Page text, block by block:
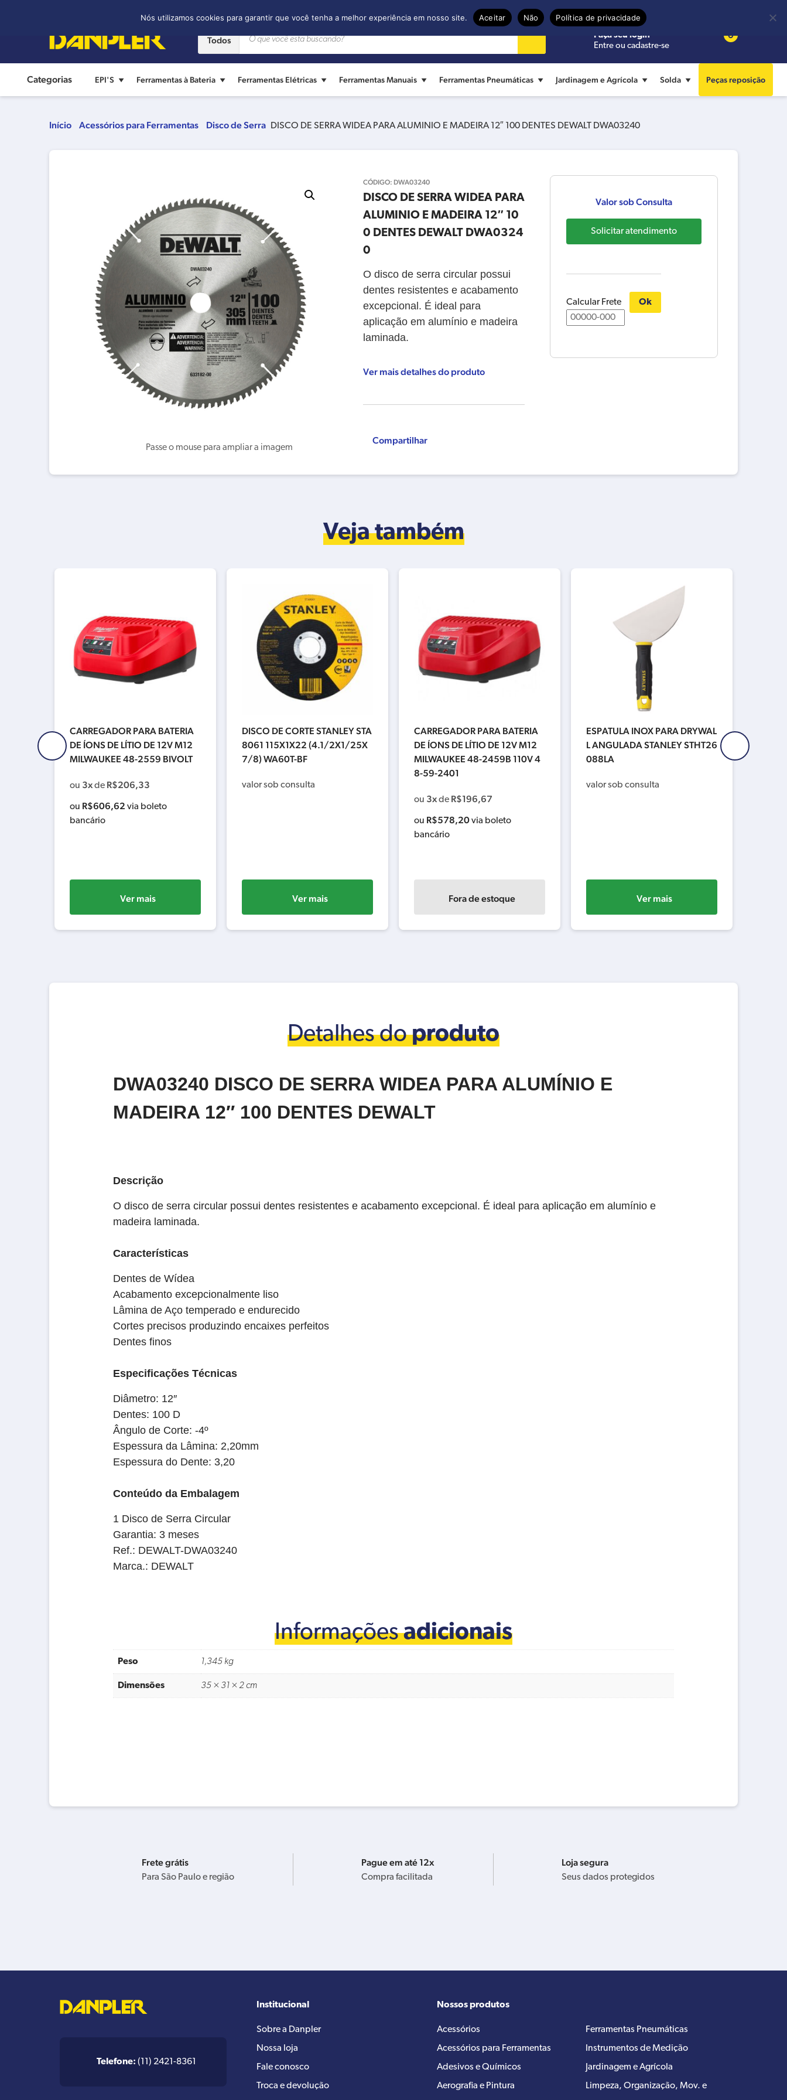
Precisa de ajuda?
Todos
Faça seu login
Entre ou cadastre-se
0
Categorias EPI'S Ferramentas à Bateria Ferramentas Elétricas Ferramentas Manuais Ferramentas Pneumáticas Jardinagem e Agrícola Solda Peças reposição
Início Acessórios para Ferramentas Disco de Serra DISCO DE SERRA WIDEA PARA ALUMINIO E MADEIRA 12″ 100 DENTES DEWALT DWA03240
CÓDIGO: DWA03240
DISCO DE SERRA WIDEA PARA
ALUMINIO E MADEIRA 12″ 10
0 DENTES DEWALT DWA0324
0
O disco de serra circular possui
dentes resistentes e acabamento
excepcional. É ideal para
aplicação em alumínio e madeira
laminada.
Ver mais detalhes do produto
Compartilhar
Valor sob Consulta
Solicitar atendimento
Calcular Frete Ok
Veja também
CARREGADOR PARA BATERIA
DE ÍONS DE LÍTIO DE 12V M12
MILWAUKEE 48-2559 BIVOLT
ou 3xde R$206,33
ou R$606,62 via boleto
bancário
Ver mais
DISCO DE CORTE STANLEY STA
8061 115X1X22 (4.1/2X1/25X
7/8) WA60T-BF
valor sob consulta
Ver mais
CARREGADOR PARA BATERIA
DE ÍONS DE LÍTIO DE 12V M12
MILWAUKEE 48-2459B 110V 4
8-59-2401
ou 3xde R$196,67
ou R$578,20via boleto
bancário
Fora de estoque
ESPATULA INOX PARA DRYWAL
L ANGULADA STANLEY STHT26
088LA
valor sob consulta
Ver mais
Detalhes doproduto
DWA03240 DISCO DE SERRA WIDEA PARA ALUMÍNIO E
MADEIRA 12″ 100 DENTES DEWALT
Descrição
O disco de serra circular possui dentes resistentes e acabamento excepcional. É ideal para aplicação em alumínio e
madeira laminada.
Características
Dentes de Wídea
Acabamento excepcionalmente liso
Lâmina de Aço temperado e endurecido
Cortes precisos produzindo encaixes perfeitos
Dentes finos
Especificações Técnicas
Diâmetro: 12″
Dentes: 100 D
Ângulo de Corte: -4º
Espessura da Lâmina: 2,20mm
Espessura do Dente: 3,20
Conteúdo da Embalagem
1 Disco de Serra Circular
Garantia: 3 meses
Ref.: DEWALT-DWA03240
Marca.: DEWALT
Informaçõesadicionais
Peso 1,345 kg
Dimensões 35 × 31 × 2 cm
Frete grátis
Para São Paulo e região
Pague em até 12x
Compra facilitada
Loja segura
Seus dados protegidos
Telefone: (11) 2421-8361
Institucional
Sobre a Danpler
Nossa loja
Fale conosco
Troca e devolução
Nossos produtos
Acessórios
Acessórios para Ferramentas
Adesivos e Químicos
Aerografia e Pintura
Ferramentas Pneumáticas
Instrumentos de Medição
Jardinagem e Agrícola
Limpeza, Organização, Mov. e
Nós utilizamos cookies para garantir que você tenha a melhor experiência em nosso site. Aceitar Não Política de privacidade